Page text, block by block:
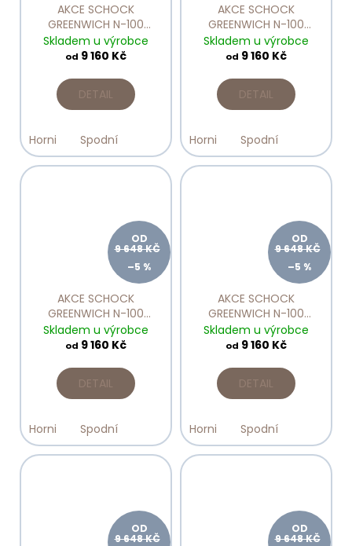
AKCE SCHOCK
GREENWICH N-100
Magma
Skladem u výrobce
od 9 160 Kč
DETAIL
Horni Spodní
AKCE SCHOCK
GREENWICH N-100
Magnolia
Skladem u výrobce
od 9 160 Kč
DETAIL
Horni Spodní
OD
9 648 KČ
–5 %
AKCE SCHOCK
GREENWICH N-100
Polaris
Skladem u výrobce
od 9 160 Kč
DETAIL
Horni Spodní
OD
9 648 KČ
–5 %
AKCE SCHOCK
GREENWICH N-100
PURO
Skladem u výrobce
od 9 160 Kč
DETAIL
Horni Spodní
OD
9 648 KČ
OD
9 648 KČ